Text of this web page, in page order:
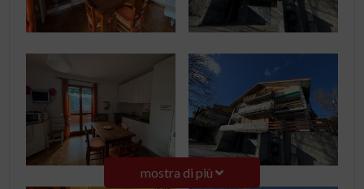
mostra di più